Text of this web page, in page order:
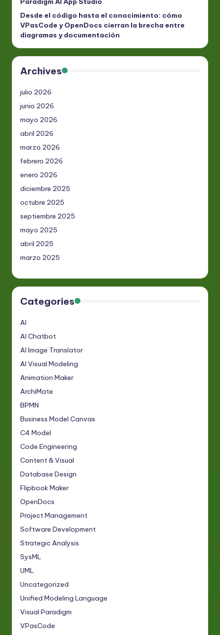
Desde el código hasta el conocimiento: cómo
VPasCode y OpenDocs cierran la brecha entre
diagramas y documentación
Archives
julio 2026
junio 2026
mayo 2026
abril 2026
marzo 2026
febrero 2026
enero 2026
diciembre 2025
octubre 2025
septiembre 2025
mayo 2025
abril 2025
marzo 2025
Categories
AI
AI Chatbot
AI Image Translator
AI Visual Modeling
Animation Maker
ArchiMate
BPMN
Business Model Canvas
C4 Model
Code Engineering
Content & Visual
Database Design
Flipbook Maker
OpenDocs
Project Management
Software Development
Strategic Analysis
SysML
UML
Uncategorized
Unified Modeling Language
Visual Paradigm
VPasCode